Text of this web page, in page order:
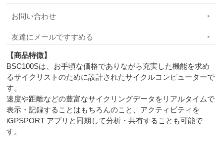
お問い合わせ
友達にメールですすめる
【商品特徴】
BSC100Sは、お手頃な価格でありながら充実した機能を求め
るサイクリストのために設計されたサイクルコンピューターで
す。
速度や距離などの豊富なサイクリングデータをリアルタイムで
表示・記録することはもちろんのこと、アクティビティを
iGPSPORT アプリと同期して分析・共有することも可能で
す。